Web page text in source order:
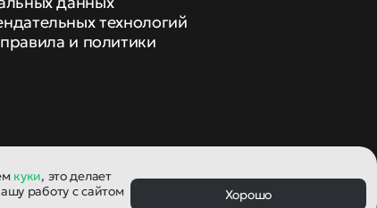
технологий
правила и политики
куки, это делает
работу с сайтом
Хорошо